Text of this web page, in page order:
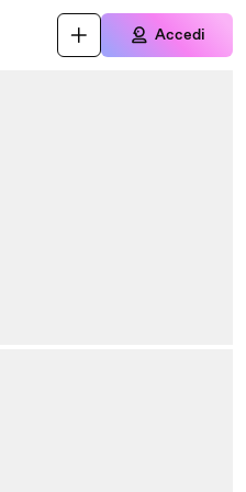
Accedi